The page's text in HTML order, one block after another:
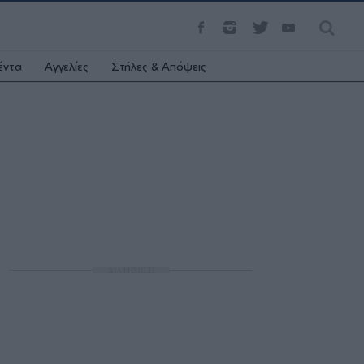
Αγγελίες Στήλες & Απόψεις